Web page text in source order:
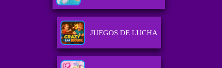
JUEGOS DE LUCHA